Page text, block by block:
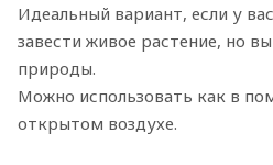
Идеальный вариант, если у
завести живое растение, но
природы.
Можно использовать как в
открытом воздухе.